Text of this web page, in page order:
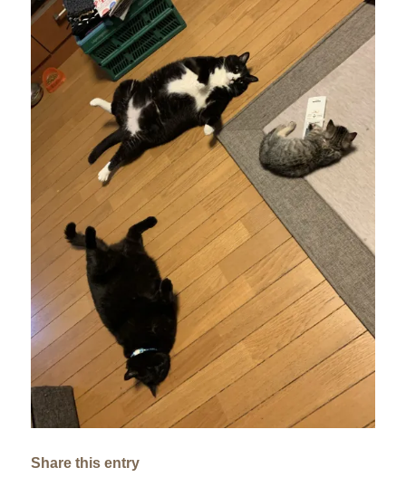
Share this entry